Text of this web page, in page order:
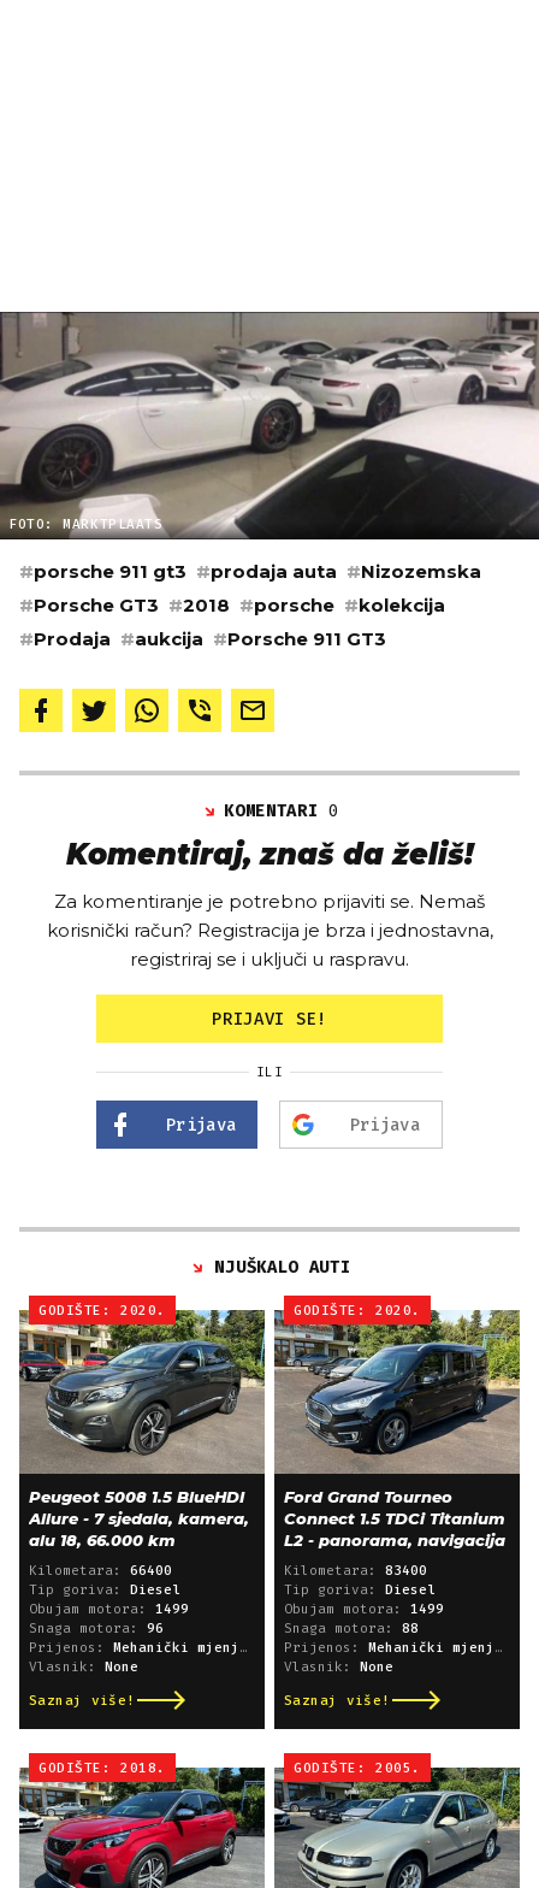
FOTO: MARKTPLAATS
#porsche 911 gt3 #prodaja auta #Nizozemska
#Porsche GT3 #2018 #porsche #kolekcija
#Prodaja #aukcija #Porsche 911 GT3
KOMENTARI0
Komentiraj, znaš da želiš!
Za komentiranje je potrebno prijaviti se. Nemaš
korisnički račun? Registracija je brza i jednostavna,
registriraj se i uključi u raspravu.
PRIJAVI SE!
ILI
Prijava Prijava
NJUŠKALO AUTI
GODIŠTE: 2020.
Peugeot 5008 1.5 BlueHDI
Allure - 7 sjedala, kamera,
alu 18, 66.000 km
Kilometara: 66400
Tip goriva:
Diesel
Obujam motora: 1499
Snaga motora: 96
Prijenos:
Mehanički mjenjač
Vlasnik:
None
Saznaj više!
GODIŠTE: 2020.
Ford Grand Tourneo
Connect 1.5 TDCi Titanium
L2 - panorama, navigacija
Kilometara: 83400
Tip goriva:
Diesel
Obujam motora: 1499
Snaga motora: 88
Prijenos:
Mehanički mjenjač
Vlasnik:
None
Saznaj više!
GODIŠTE: 2018. GODIŠTE: 2005.